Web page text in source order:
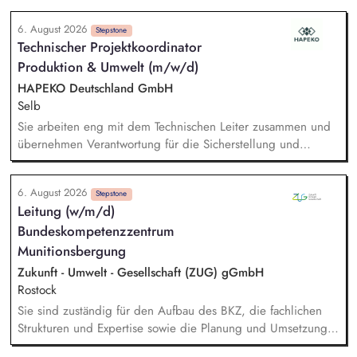
Batteriespeicher und weiteren Zukunftsthemen der
Energiewirtschaft.
unterstützen Bei der Nachhaltigkeitsberichterstattung
unterstützen, einschließlich der Berücksichtigung gesetzlicher
Anforderungen und unserer Klimastrategie nach anerkannten
Standards (z. B. CSRD, EU-Taxonomie, LKSG, CSDDD, SBTi).
Recherchen und Analysen zu aktuellen Nachhaltigkeitsthemen
anfertigen Datenrecherchen und ggf. Daten-Modellierungen
durchführen Das Sustainability Team bei Unternehmensratings,
insbesondere CDP und EcoVadis, unterstützen
6. August 2026 Stepstone
Technischer Projektkoordinator
Produktion & Umwelt (m/w/d)
HAPEKO Deutschland GmbH
Selb
Sie arbeiten eng mit dem Technischen Leiter zusammen und
übernehmen Verantwortung für die Sicherstellung und
kontinuierliche Verbesserung der Anlagenverfügbarkeit. Sie
analysieren technische Störungen, koordinieren interne sowie
externe Fachbereiche und begleiten nachhaltige Lösungen
bis zur erfolgreichen Umsetzung. Sie betreuen technische
Prozesse in den Bereichen Recycling, Wasser- und
Abwassertechnik sowie Umweltmanagement und stellen die
Einhaltung relevanter Anforderungen sicher. Sie planen und
begleiten technische Optimierungs-, Investitions- und
Verbesserungsprojekte und entwickeln Produktions- und
Anlagenprozesse kontinuierlich weiter.
6. August 2026 Stepstone
Leitung (w/m/d)
Bundeskompetenzzentrum
Munitionsbergung
Zukunft - Umwelt - Gesellschaft (ZUG) gGmbH
Rostock
Sie sind zuständig für den Aufbau des BKZ, die fachlichen
Strukturen und Expertise sowie die Planung und Umsetzung
der mit der Auftraggeberin vereinbarten fachlichen und